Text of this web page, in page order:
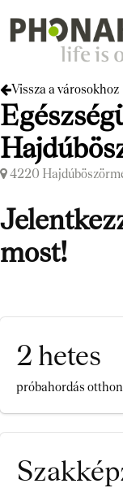
Vissza a városokhoz
4220
most!
2 hetes
próbahordás